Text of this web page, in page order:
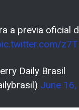
a previa oficial
Daily Brasil
June